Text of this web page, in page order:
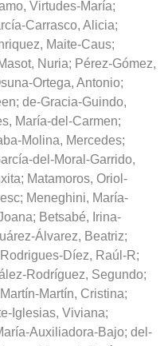
Virtudes-María;
Carrasco, Alicia;
Maite-Caus;
Nuria; Pérez-Gómez,
Ortega, Antonio;
; de-Gracia-Guindo,
María-del-Carmen;
Molina, Mercedes;
del-Moral-Garrido,
; Matamoros, Oriol-
; Meneghini, María-
; Betsabé, Irina-
Álvarez, Beatriz;
Rodrigues-Díez, Raúl-R;
Rodríguez, Segundo;
Martín-Martín, Cristina;
Iglesias, Viviana;
Auxiliadora-Bajo; del-